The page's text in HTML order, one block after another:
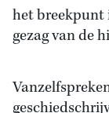
het breekpunt
gezag van de